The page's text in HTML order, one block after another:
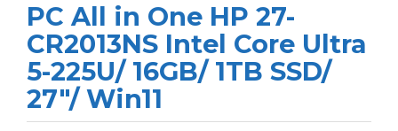
PC All in One HP 27-
CR2013NS Intel Core Ultra
5-225U/ 16GB/ 1TB SSD/
27"/ Win11